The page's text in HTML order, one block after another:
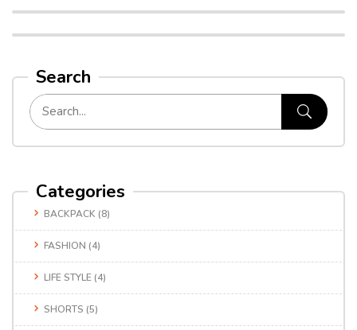
Search
Categories
BACKPACK (8)
FASHION (4)
LIFE STYLE (4)
SHORTS (5)